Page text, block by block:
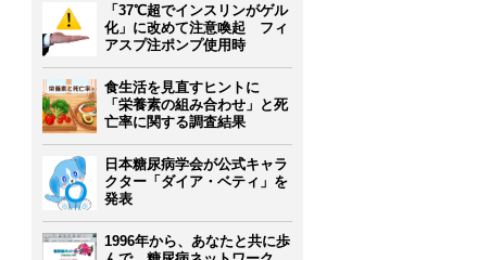
「37℃超でインスリンがゲル
化」に改めて注意喚起 フィ
アスプ注ポンプ使用時
食生活を見直すヒントに
「栄養素の組み合わせ」と死
亡率に関する調査結果
日本糖尿病学会が公式キャラ
クター「ダイア・ベティ」を
発表
1996年から、あなたと共に歩